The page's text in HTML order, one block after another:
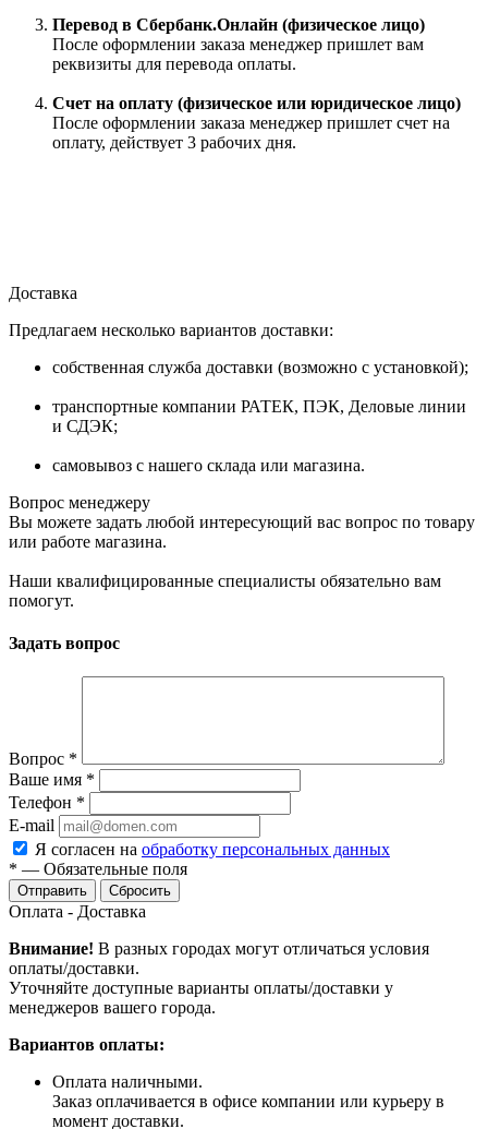
Перевод в Сбербанк.Онлайн (физическое лицо)
После оформлении заказа менеджер пришлет вам
реквизиты для перевода оплаты.
Счет на оплату (физическое или юридическое лицо)
После оформлении заказа менеджер пришлет счет на
оплату, действует 3 рабочих дня.
Доставка
Предлагаем несколько вариантов доставки:
собственная служба доставки (возможно с установкой);
транспортные компании РАТЕК, ПЭК, Деловые линии
и СДЭК;
самовывоз с нашего склада или магазина.
Вопрос менеджеру
Вы можете задать любой интересующий вас вопрос по товару
или работе магазина.
Наши квалифицированные специалисты обязательно вам
помогут.
Задать вопрос
Вопрос *
Ваше имя *
Телефон *
E-mail
Я согласен на обработку персональных данных
* — Обязательные поля
Сбросить
Оплата - Доставка
Внимание! В разных городах могут отличаться условия
оплаты/доставки.
Уточняйте доступные варианты оплаты/доставки у
менеджеров вашего города.
Вариантов оплаты:
Оплата наличными.
Заказ оплачивается в офисе компании или курьеру в
момент доставки.